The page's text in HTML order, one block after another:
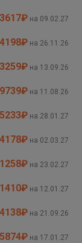
₽ на 09.02.27
₽ на 26.11.26
₽ на 13.09.26
₽ на 11.08.26
₽ на 28.01.27
₽ на 02.03.27
₽ на 23.02.27
₽ на 12.01.27
₽ на 21.09.26
₽ на 17.01.27